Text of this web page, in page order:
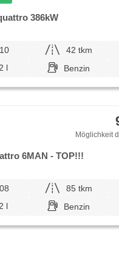
Innenthermometer, Getönte
skla, Rolldach,
386kW
42 tkm
l
Benzin
Möglichkeit
6MAN - TOP!!!
85 tkm
l
Benzin